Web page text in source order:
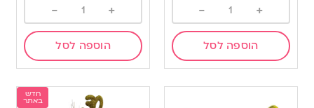
+
-
הוספה לסל
+
-
הוספה לסל
חדש
באתר